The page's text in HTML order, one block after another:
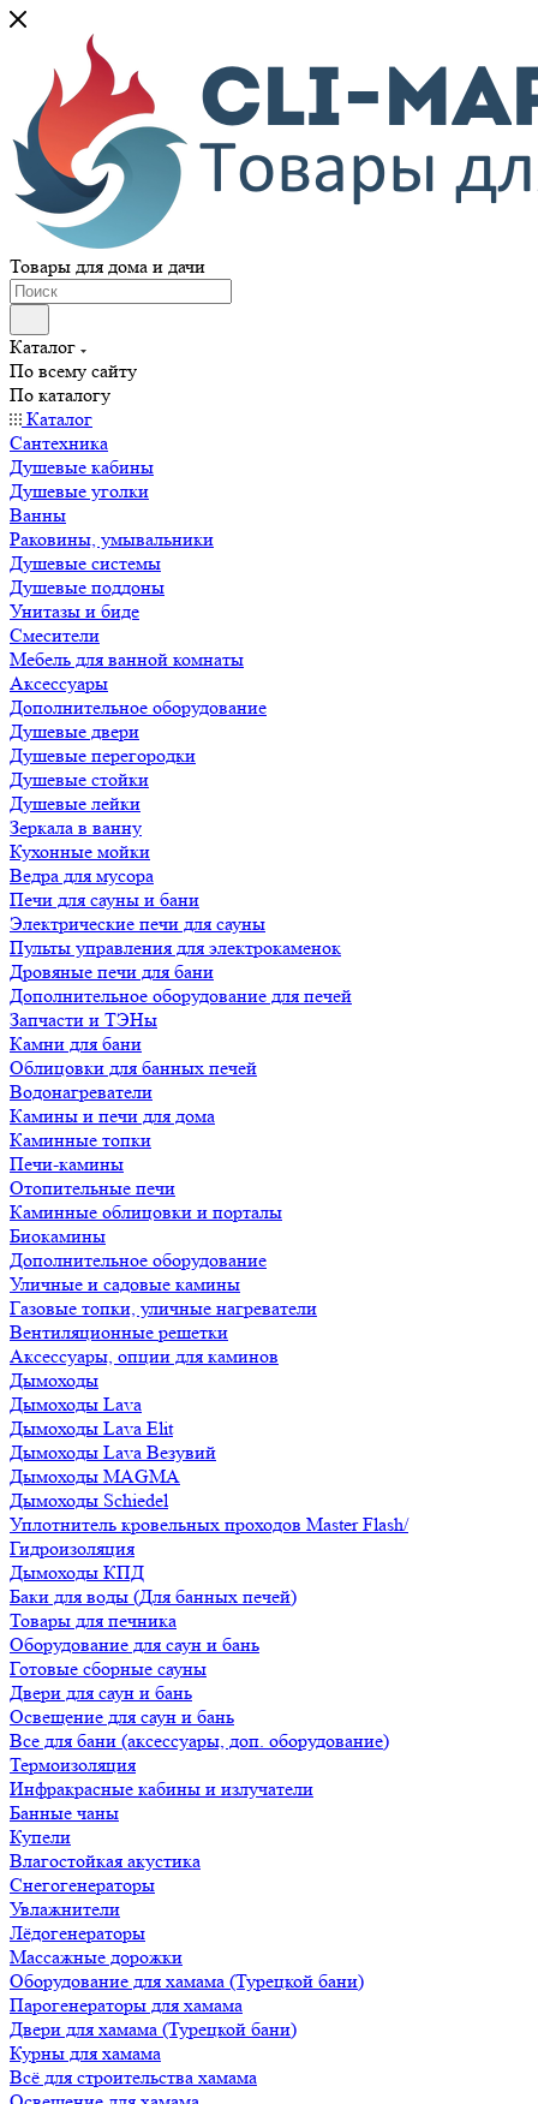
Товары для дома и дачи
Каталог
По всему сайту
По каталогу
Каталог
Сантехника
Душевые кабины
Душевые уголки
Ванны
Раковины, умывальники
Душевые системы
Душевые поддоны
Унитазы и биде
Смесители
Мебель для ванной комнаты
Аксессуары
Дополнительное оборудование
Душевые двери
Душевые перегородки
Душевые стойки
Душевые лейки
Зеркала в ванну
Кухонные мойки
Ведра для мусора
Печи для сауны и бани
Электрические печи для сауны
Пульты управления для электрокаменок
Дровяные печи для бани
Дополнительное оборудование для печей
Запчасти и ТЭНы
Камни для бани
Облицовки для банных печей
Водонагреватели
Камины и печи для дома
Каминные топки
Печи-камины
Отопительные печи
Каминные облицовки и порталы
Биокамины
Дополнительное оборудование
Уличные и садовые камины
Газовые топки, уличные нагреватели
Вентиляционные решетки
Аксессуары, опции для каминов
Дымоходы
Дымоходы Lava
Дымоходы Lava Elit
Дымоходы Lava Везувий
Дымоходы MAGMA
Дымоходы Schiedel
Уплотнитель кровельных проходов Master Flash/
Гидроизоляция
Дымоходы КПД
Баки для воды (Для банных печей)
Товары для печника
Оборудование для саун и бань
Готовые сборные сауны
Двери для саун и бань
Освещение для саун и бань
Все для бани (аксессуары, доп. оборудование)
Термоизоляция
Инфракрасные кабины и излучатели
Банные чаны
Купели
Влагостойкая акустика
Снегогенераторы
Увлажнители
Лёдогенераторы
Массажные дорожки
Оборудование для хамама (Турецкой бани)
Парогенераторы для хамама
Двери для хамама (Турецкой бани)
Курны для хамама
Всё для строительства хамама